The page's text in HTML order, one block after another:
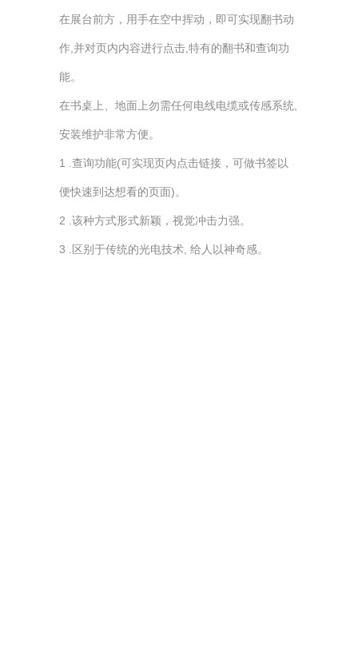
在展台前方，用手在空中挥动，即可实现翻书动
作,并对页内内容进行点击,特有的翻书和查询功
能。
在书桌上、地面上勿需任何电线电缆或传感系统,
安装维护非常方便。
1 .查询功能(可实现页内点击链接，可做书签以
便快速到达想看的页面)。
2 .该种方式形式新颖，视觉冲击力强。
3 .区别于传统的光电技术, 给人以神奇感。